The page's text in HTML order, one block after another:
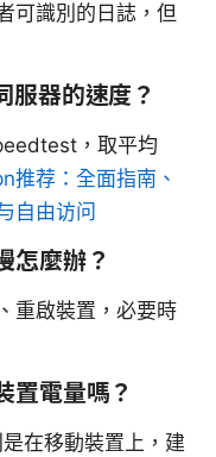
可識別的日誌，但
服器的速度？
，取平均
推荐：全面指南、
自由访问
怎麼辦？
重啟裝置，必要時
置電量嗎？
在移動裝置上，建